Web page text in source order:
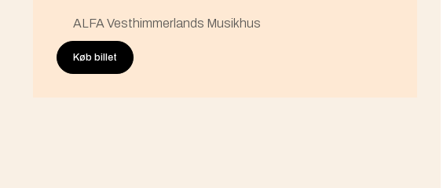
ALFA Vesthimmerlands Musikhus
Køb billet